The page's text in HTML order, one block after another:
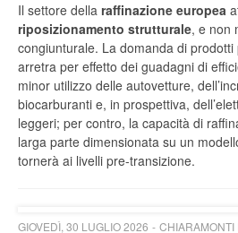
Il settore della raffinazione europea
riposizionamento strutturale, e non
congiunturale. La domanda di
arretra per effetto dei guadagni di
minor utilizzo delle autovetture,
biocarburanti e, in prospettiva,
leggeri; per contro, la capacità di
larga parte dimensionata su un
tornerà ai livelli pre-transizione.
GIOVEDÌ, 30 LUGLIO 2026
CHIARAMONTI